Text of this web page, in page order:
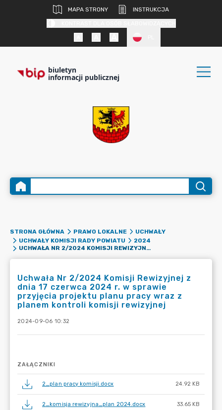
MAPA STRONY
INSTRUKCJA
biuletyn
informacji publicznej
STRONA GŁÓWNA PRAWO LOKALNE
UCHWAŁY
UCHWAŁY KOMISJI RADY POWIATU
2024
UCHWAŁA NR 2/2024 KOMISJI REWIZYJNEJ Z DNIA 17 CZERWCA 2024 R. W SPRAWIE PRZYJĘCIA PROJEKTU PLANU PRACY WRAZ Z PLANEM KONTROLI KOMISJI REWIZYJNEJ
Uchwała Nr 2/2024 Komisji Rewizyjnej z
dnia 17 czerwca 2024 r. w sprawie
przyjęcia projektu planu pracy wraz z
planem kontroli komisji rewizyjnej
2024-09-06 10:32
ZAŁĄCZNIKI
2_plan pracy komisji.docx 24.92 KB
2_komisja rewizyjna_plan 2024.docx 33.65 KB